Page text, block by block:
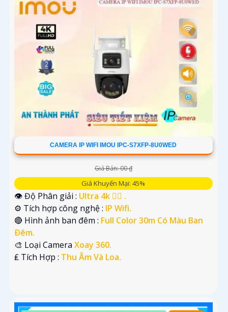
CAMERA IP WIFI IMOU IPC-S7XFP-8U0WED
Giá Bán: 00 ₫
Giá Khuyến Mại: 45%
👁 Độ Phân giải : Ultra 4k 👍🏾 .
⚙ Tích hợp công nghệ : IP Wifi.
🔴 Hình ảnh ban đêm : Full Color 30m Có Màu Ban
Ðêm.
🎨 Loại Camera Xoay 360.
️₤ Tích Hợp : Thu Âm Và Loa.